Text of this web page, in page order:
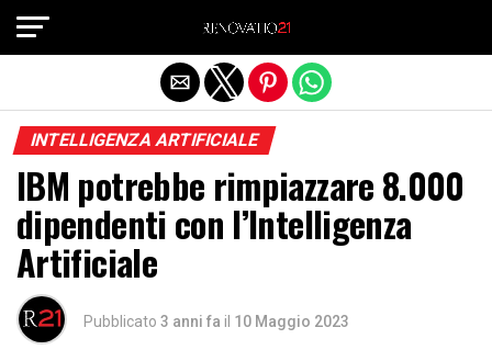
INTELLIGENZA ARTIFICIALE
IBM potrebbe rimpiazzare 8.000
dipendenti con l’Intelligenza
Artificiale
Pubblicato 3 anni fa il 10 Maggio 2023
Exit mobile version